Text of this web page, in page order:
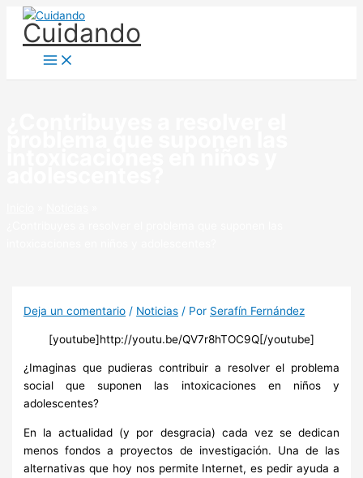
contenido
Cuidando
Deja un comentario / Noticias / Por Serafín Fernández
[youtube]http://youtu.be/QV7r8hTOC9Q[/youtube]
¿Imaginas que pudieras contribuir a resolver el problema
social que suponen las intoxicaciones en niños y
adolescentes?
En la actualidad (y por desgracia) cada vez se dedican
menos fondos a proyectos de investigación. Una de las
alternativas que hoy nos permite Internet, es pedir ayuda a